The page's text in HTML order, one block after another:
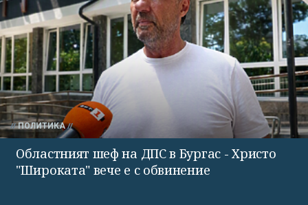
ПОЛИТИКА
Областният шеф на ДПС в Бургас - Христо
"Широката" вече е с обвинение